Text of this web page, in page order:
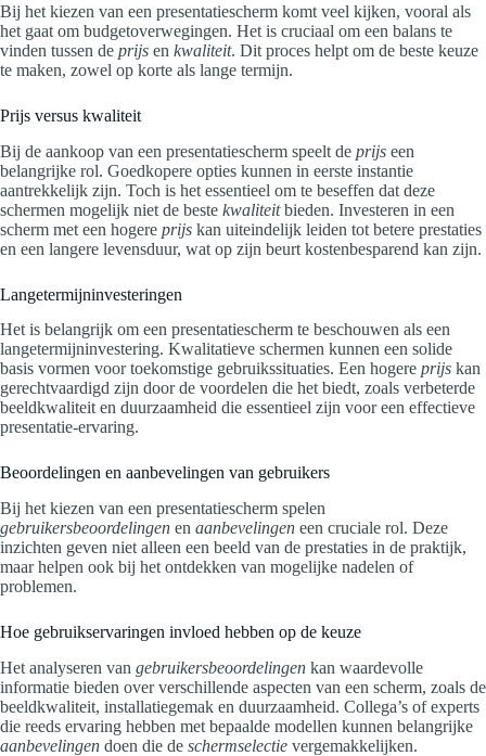
Bij het kiezen van een presentatiescherm komt veel kijken, vooral als
het gaat om budgetoverwegingen. Het is cruciaal om een balans te
vinden tussen de prijs en kwaliteit. Dit proces helpt om de beste keuze
te maken, zowel op korte als lange termijn.
Prijs versus kwaliteit
Bij de aankoop van een presentatiescherm speelt de prijs een
belangrijke rol. Goedkopere opties kunnen in eerste instantie
aantrekkelijk zijn. Toch is het essentieel om te beseffen dat deze
schermen mogelijk niet de beste kwaliteitbieden. Investeren in een
scherm met een hogere prijs kan uiteindelijk leiden tot betere prestaties
en een langere levensduur, wat op zijn beurt kostenbesparend kan zijn.
Langetermijninvesteringen
Het is belangrijk om een presentatiescherm te beschouwen als een
langetermijninvestering. Kwalitatieve schermen kunnen een solide
basis vormen voor toekomstige gebruikssituaties. Een hogere prijs kan
gerechtvaardigd zijn door de voordelen die het biedt, zoals verbeterde
beeldkwaliteit en duurzaamheid die essentieel zijn voor een effectieve
presentatie-ervaring.
Beoordelingen en aanbevelingen van gebruikers
Bij het kiezen van een presentatiescherm spelen
gebruikersbeoordelingen en aanbevelingen een cruciale rol. Deze
inzichten geven niet alleen een beeld van de prestaties in de praktijk,
maar helpen ook bij het ontdekken van mogelijke nadelen of
problemen.
Hoe gebruikservaringen invloed hebben op de keuze
Het analyseren van gebruikersbeoordelingen kan waardevolle
informatie bieden over verschillende aspecten van een scherm, zoals de
beeldkwaliteit, installatiegemak en duurzaamheid. Collega’s of experts
die reeds ervaring hebben met bepaalde modellen kunnen belangrijke
aanbevelingen doen die de schermselectie vergemakkelijken.